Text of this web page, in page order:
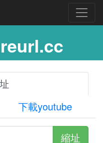
下載youtube
縮址